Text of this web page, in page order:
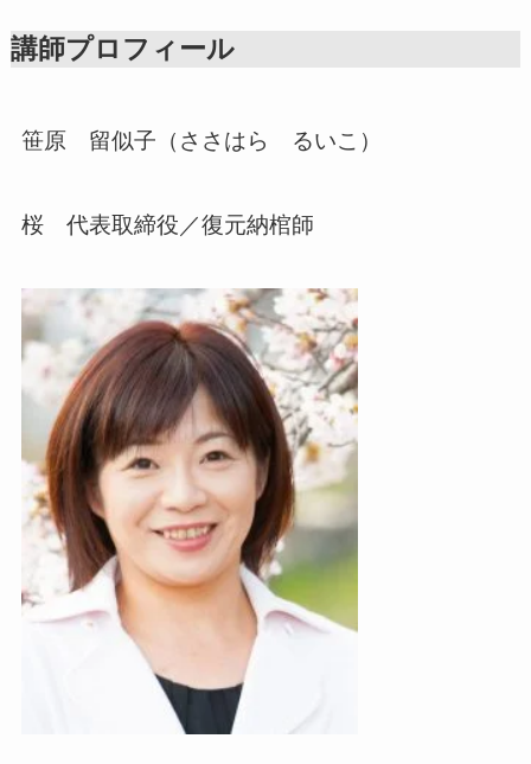
講師プロフィール
笹原 留似子（ささはら るいこ）
桜 代表取締役／復元納棺師